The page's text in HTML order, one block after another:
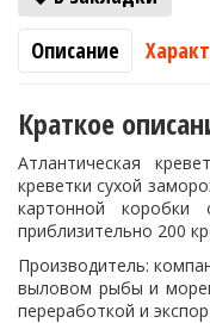
Описание
Краткое
Атлантическая
креветки сухой
картонной
приблизительно 200
Производитель:
выловом рыбы и
переработкой и